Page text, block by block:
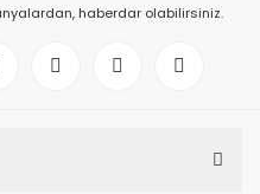
haberdar olabilirsiniz.